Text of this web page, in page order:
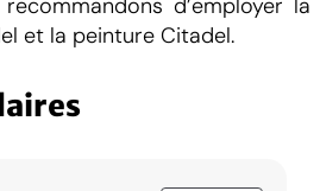
d’employer la
et la peinture Citadel.